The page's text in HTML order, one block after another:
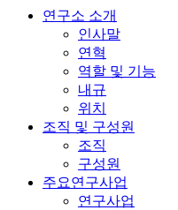
연구소 소개
인사말
연혁
역할 및 기능
내규
위치
조직 및 구성원
조직
구성원
주요연구사업
연구사업